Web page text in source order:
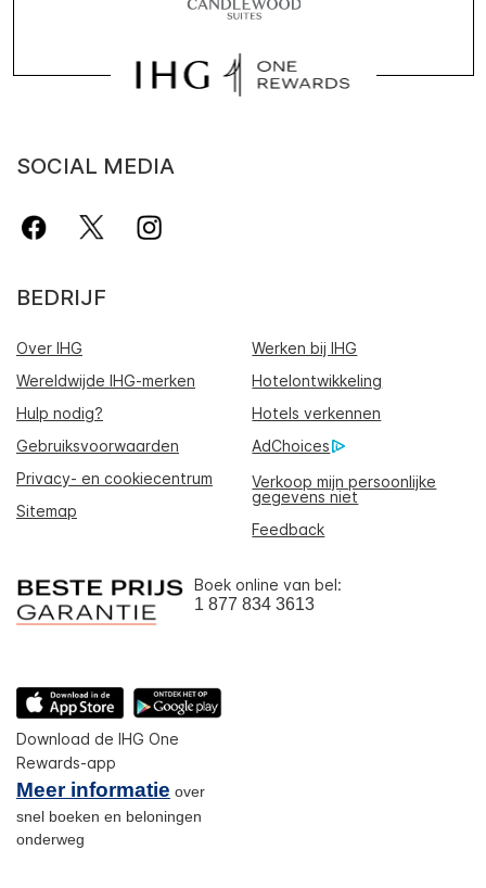
SOCIAL MEDIA
BEDRIJF
Over IHG
Werken bij IHG
Wereldwijde IHG-merken
Hotelontwikkeling
Hulp nodig?
Hotels verkennen
Gebruiksvoorwaarden
AdChoices
Privacy- en cookiecentrum
Verkoop mijn persoonlijke
gegevens niet
Sitemap
Feedback
Boek online van bel:
1 877 834 3613
Download de IHG One
Rewards-app
Meer informatie over
snel boeken en beloningen
onderweg